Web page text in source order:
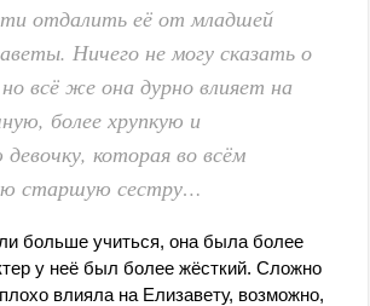
отдалить её от младшей
Ничего не могу сказать о
но всё же она дурно влияет на
более хрупкую и
которая во всём
старшую сестру…
больше учиться, она была более
у неё был более жёсткий. Сложно
влияла на Елизавету, возможно,